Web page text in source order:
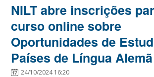
NILT abre inscrições
curso online sobre
Oportunidades de
Países de Língua Alemã
24/10/2024 16:20